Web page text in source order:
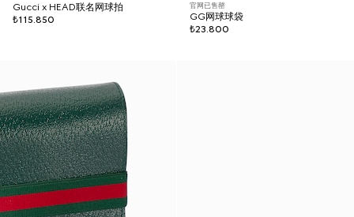
Gucci x HEAD联名网球拍
₺115.850
官网已售罄
GG网球球袋
₺23.800